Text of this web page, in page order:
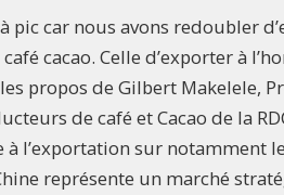
pic car nous avons redoubler
cacao. Celle d’exporter à
les propos de Gilbert
de café et Cacao de la
l’exportation sur notamment
représente un marché